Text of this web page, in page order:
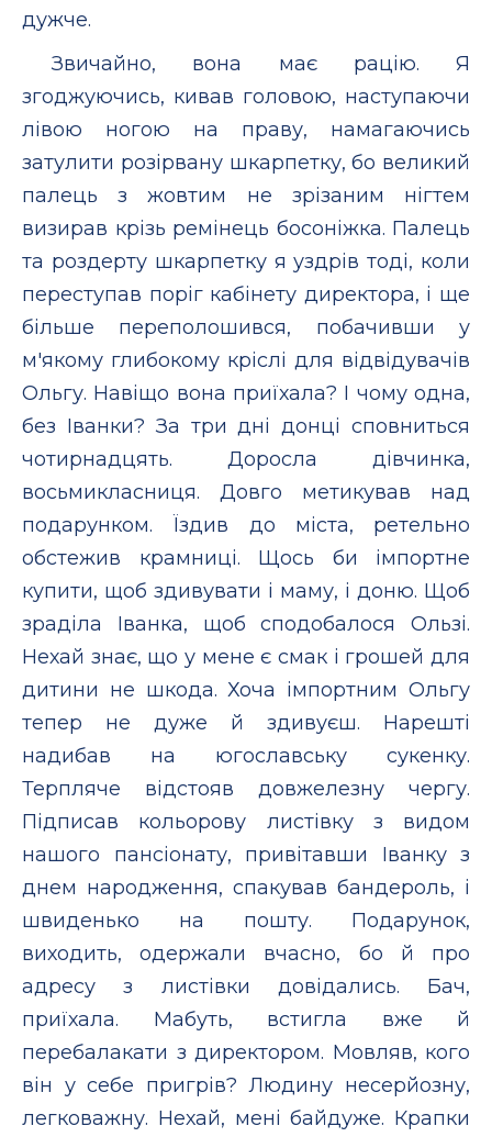
дужче.
Звичайно, вона має рацію. Я
згоджуючись, кивав головою, наступаючи
лівою ногою на праву, намагаючись
затулити розірвану шкарпетку, бо великий
палець з жовтим не зрізаним нігтем
визирав крізь ремінець босоніжка. Палець
та роздерту шкарпетку я уздрів тоді, коли
переступав поріг кабінету директора, і ще
більше переполошився, побачивши у
м'якому глибокому кріслі для відвідувачів
Ольгу. Навіщо вона приїхала? І чому одна,
без Іванки? За три дні донці сповниться
чотирнадцять. Доросла дівчинка,
восьмикласниця. Довго метикував над
подарунком. Їздив до міста, ретельно
обстежив крамниці. Щось би імпортне
купити, щоб здивувати і маму, і доню. Щоб
зраділа Іванка, щоб сподобалося Ользі.
Нехай знає, що у мене є смак і грошей для
дитини не шкода. Хоча імпортним Ольгу
тепер не дуже й здивуєш. Нарешті
надибав на югославську сукенку.
Терпляче відстояв довжелезну чергу.
Підписав кольорову листівку з видом
нашого пансіонату, привітавши Іванку з
днем народження, спакував бандероль, і
швиденько на пошту. Подарунок,
виходить, одержали вчасно, бо й про
адресу з листівки довідались. Бач,
приїхала. Мабуть, встигла вже й
перебалакати з директором. Мовляв, кого
він у себе пригрів? Людину несерйозну,
легковажну. Нехай, мені байдуже. Крапки